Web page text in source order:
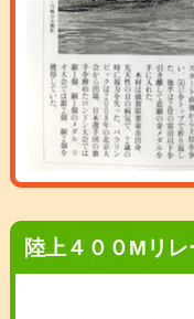
陸上４００Mリ